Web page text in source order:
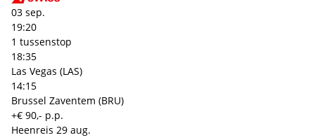
03 sep.
19:20
1 tussenstop
18:35
Las Vegas (LAS)
14:15
Brussel Zaventem (BRU)
+€ 90,- p.p.
Heenreis 29 aug.